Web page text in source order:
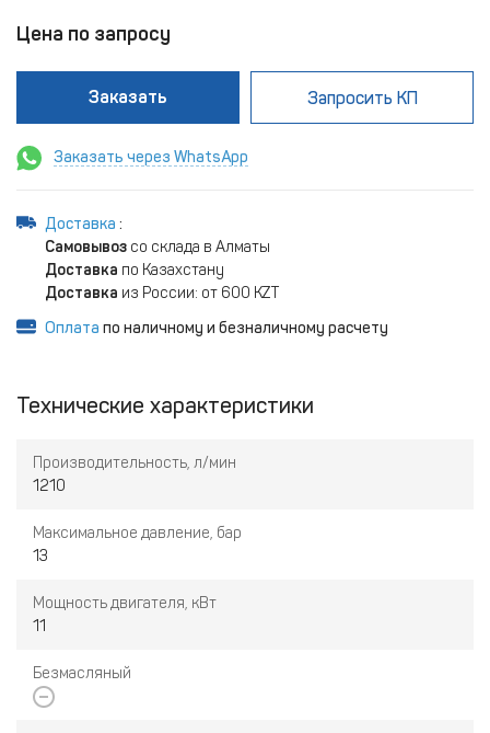
Цена по запросу
Заказать Запросить КП
Заказать через WhatsApp
Доставка :
Самовывоз со склада в Алматы
Доставка по Казахстану
Доставка из России: от 600 KZT
Оплата по наличному и безналичному расчету
Технические характеристики
Производительность, л/мин
1210
Максимальное давление, бар
13
Мощность двигателя, кВт
11
Безмасляный